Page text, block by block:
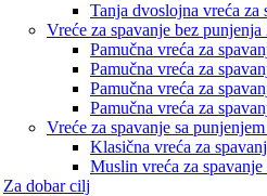
Tanja dvoslojna vreća za
Vreće za spavanje bez
Pamučna vreća za
Pamučna vreća za
Pamučna vreća za
Pamučna vreća za
Vreće za spavanje sa
Klasična vreća za
Muslin vreća za
Za dobar cilj